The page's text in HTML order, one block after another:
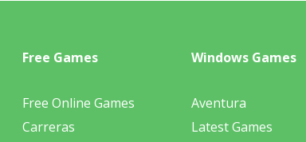
Free Games
Free Online Games
Carreras
Windows Games
Aventura
Latest Games